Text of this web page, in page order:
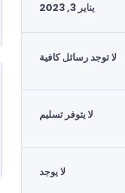
يناير 3, 2023
لا توجد رسائل كافية
لا يتوفر تسليم
لا يوجد